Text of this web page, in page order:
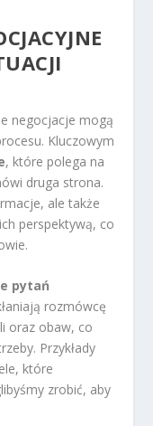
negocjacje mogą
Kluczowym
, które polega na
druga strona.
ale także
perspektywą, co
pytań
rozmówcę
oraz obaw, co
Przykłady
które
zrobić, aby